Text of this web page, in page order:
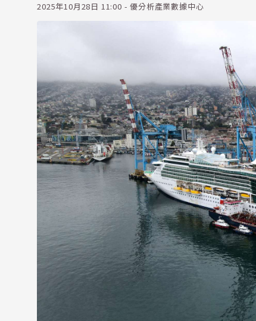
2025年10月28日 11:00 - 優分析產業數據中心